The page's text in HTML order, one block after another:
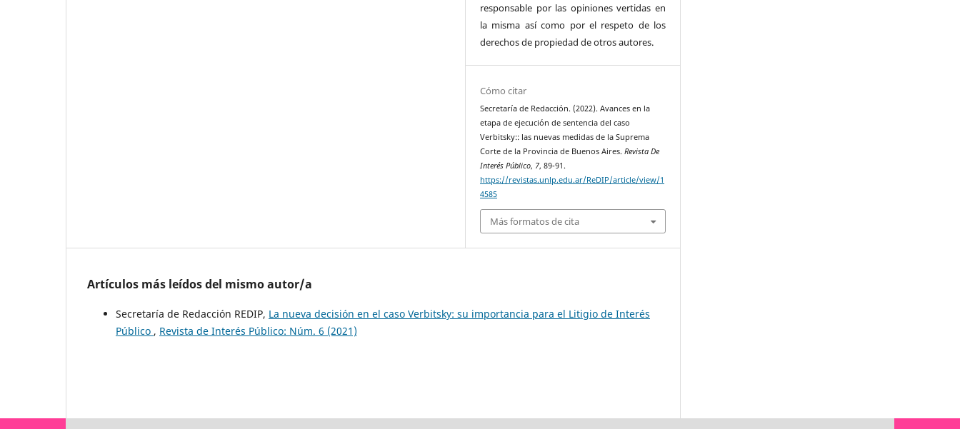
responsable por las opiniones vertidas en
la misma así como por el respeto de los
derechos de propiedad de otros autores.
Cómo citar
Secretaría de Redacción. (2022). Avances en la
etapa de ejecución de sentencia del caso
Verbitsky:: las nuevas medidas de la Suprema
Corte de la Provincia de Buenos Aires.Revista De
Interés Público, 7, 89-91.
https://revistas.unlp.edu.ar/ReDIP/article/view/1
4585
Más formatos de cita
Artículos más leídos del mismo autor/a
Secretaría de Redacción REDIP, La nueva decisión en el caso Verbitsky: su importancia para el Litigio de Interés
Público , Revista de Interés Público: Núm. 6 (2021)